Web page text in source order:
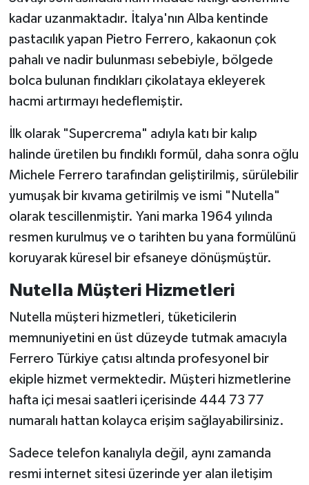
kadar uzanmaktadır. İtalya'nın Alba kentinde
pastacılık yapan Pietro Ferrero, kakaonun çok
pahalı ve nadir bulunması sebebiyle, bölgede
bolca bulunan fındıkları çikolataya ekleyerek
hacmi artırmayı hedeflemiştir.
İlk olarak "Supercrema" adıyla katı bir kalıp
halinde üretilen bu fındıklı formül, daha sonra oğlu
Michele Ferrero tarafından geliştirilmiş, sürülebilir
yumuşak bir kıvama getirilmiş ve ismi "Nutella"
olarak tescillenmiştir. Yani marka 1964 yılında
resmen kurulmuş ve o tarihten bu yana formülünü
koruyarak küresel bir efsaneye dönüşmüştür.
Nutella Müşteri Hizmetleri
Nutella müşteri hizmetleri, tüketicilerin
memnuniyetini en üst düzeyde tutmak amacıyla
Ferrero Türkiye çatısı altında profesyonel bir
ekiple hizmet vermektedir. Müşteri hizmetlerine
hafta içi mesai saatleri içerisinde 444 73 77
numaralı hattan kolayca erişim sağlayabilirsiniz.
Sadece telefon kanalıyla değil, aynı zamanda
resmi internet sitesi üzerinde yer alan iletişim